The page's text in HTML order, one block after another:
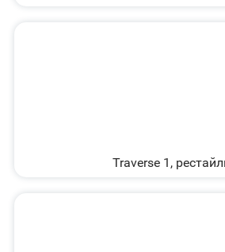
Traverse 1,